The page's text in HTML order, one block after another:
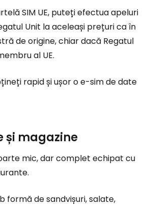
SIM UE, puteți efectua apeluri
Unit la aceleași prețuri ca în
de origine, chiar dacă Regatul
al UE.
rapid și ușor o e-sim de date
și magazine
mic, dar complet echipat cu
formă de sandvișuri, salate,